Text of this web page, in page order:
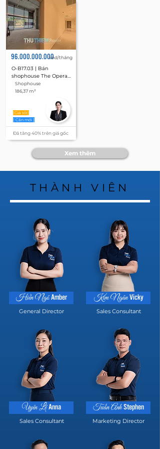
96.000.000.000vnd/tháng
O-B17.03 | Bán
shophouse The Opera
Residence, Metropole
Thủ Thiêm shophouse
Shophouse
186,37 m²
[Giá tốt]
[ Căn mới ]
Đã tăng 40% trên giá gốc
Xem thêm
THÀNH VIÊN
THÀNH VIÊN
Hiền NgôAmber
General Director
Uyên LêAnna
Sales Consultant
Kim NgânVicky
Sales Consultant
Tuấn AnhStephen
Marketing Director